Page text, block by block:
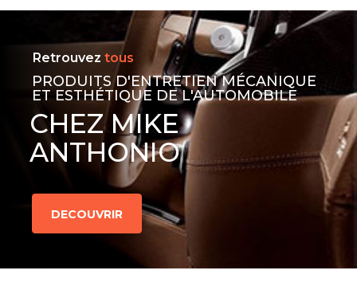
Retrouvez tous
PRODUITS D'ENTRETIEN MÉCANIQUE
ET ESTHÉTIQUE DE L'AUTOMOBILE
CHEZ MIKE
ANTHONIO
DECOUVRIR